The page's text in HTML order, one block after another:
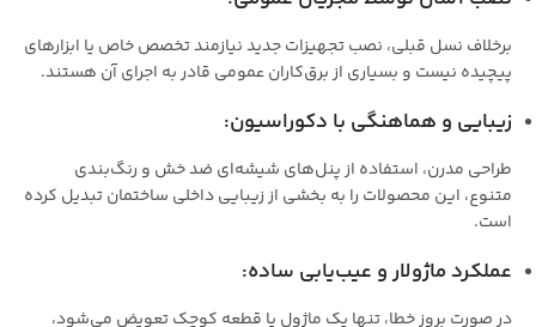
برخلاف نسل قبلی، نصب تجهیزات جدید نیازمند تخصص خاص یا ابزارهای
پیچیده نیست و بسیاری از برق‌کاران عمومی قادر به اجرای آن هستند.
زیبایی و هماهنگی با دکوراسیون:
طراحی مدرن، استفاده از پنل‌های شیشه‌ای ضد خش و رنگ‌بندی
متنوع، این محصولات را به بخشی از زیبایی داخلی ساختمان تبدیل کرده
است.
عملکرد ماژولار و عیب‌یابی ساده:
در صورت بروز خطا، تنها یک ماژول یا قطعه کوچک تعویض می‌شود،